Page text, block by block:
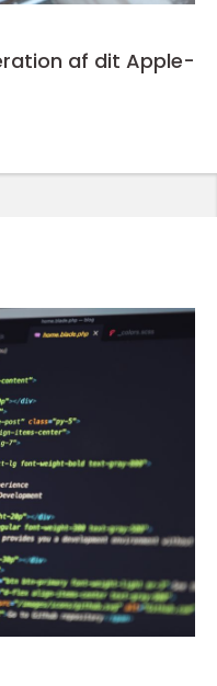
af dit Apple-